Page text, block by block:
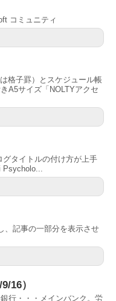
コミュニティ
格子罫）とスケジュール帳
A5サイズ「NOLTYアクセ
グタイトルの付け方が上手
Psycholo...
、記事の一部分を表示させ
16）
行・・・メインバンク。労